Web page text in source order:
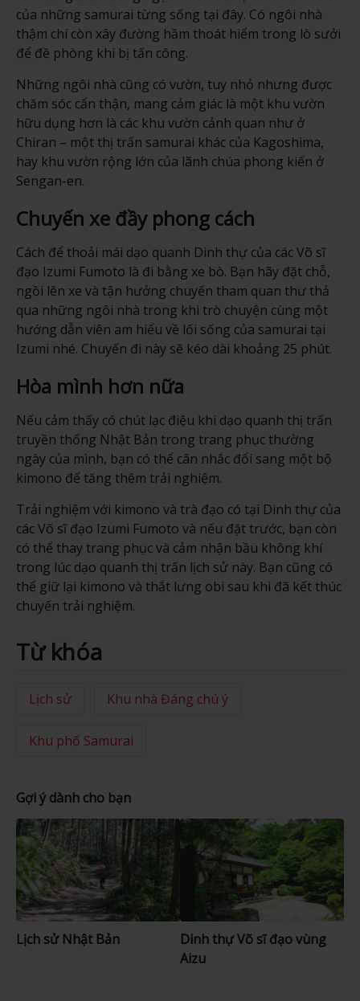
của những samurai từng sống tại đây. Có ngôi nhà
thậm chí còn xây đường hầm thoát hiểm trong lò sưởi
để đề phòng khi bị tấn công.
Những ngôi nhà cũng có vườn, tuy nhỏ nhưng được
chăm sóc cẩn thận, mang cảm giác là một khu vườn
hữu dụng hơn là các khu vườn cảnh quan như ở
Chiran – một thị trấn samurai khác của Kagoshima,
hay khu vườn rộng lớn của lãnh chúa phong kiến ở
Sengan-en.
Chuyến xe đầy phong cách
Cách để thoải mái dạo quanh Dinh thự của các Võ sĩ
đạo Izumi Fumoto là đi bằng xe bò. Bạn hãy đặt chỗ,
ngồi lên xe và tận hưởng chuyến tham quan thư thả
qua những ngôi nhà trong khi trò chuyện cùng một
hướng dẫn viên am hiểu về lối sống của samurai tại
Izumi nhé. Chuyến đi này sẽ kéo dài khoảng 25 phút.
Hòa mình hơn nữa
Nếu cảm thấy có chút lạc điệu khi dạo quanh thị trấn
truyền thống Nhật Bản trong trang phục thường
ngày của mình, bạn có thể cân nhắc đổi sang một bộ
kimono để tăng thêm trải nghiệm.
Trải nghiệm với kimono và trà đạo có tại Dinh thự của
các Võ sĩ đạo Izumi Fumoto và nếu đặt trước, bạn còn
có thể thay trang phục và cảm nhận bầu không khí
trong lúc dạo quanh thị trấn lịch sử này. Bạn cũng có
thể giữ lại kimono và thắt lưng obi sau khi đã kết thúc
chuyến trải nghiệm.
Từ khóa
Lịch sử Khu nhà Đáng chú ý
Khu phố Samurai
Gợi ý dành cho bạn
Lịch sử Nhật Bản
Dinh thự Võ sĩ đạo vùng
Aizu